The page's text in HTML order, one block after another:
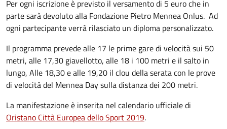
Per ogni iscrizione è previsto il versamento di 5 euro che in
parte sarà devoluto alla Fondazione Pietro Mennea Onlus. Ad
ogni partecipante verrà rilasciato un diploma personalizzato.
Il programma prevede alle 17 le prime gare di velocità sui 50
metri, alle 17,30 giavellotto, alle 18 i 100 metri e il salto in
lungo, Alle 18,30 e alle 19,20 il clou della serata con le prove
di velocità del Mennea Day sulla distanza dei 200 metri.
La manifestazione è inserita nel calendario ufficiale di
Oristano Città Europea dello Sport 2019.